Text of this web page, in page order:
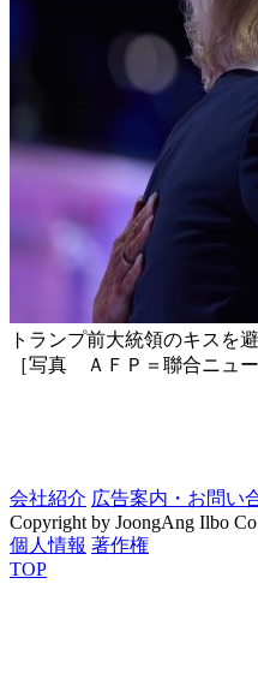
トランプ前大統領のキスを
［写真 ＡＦＰ＝聯合ニュー
会社紹介 広告案内・お問い
Copyright by JoongAng Ilbo
個人情報 著作権
TOP